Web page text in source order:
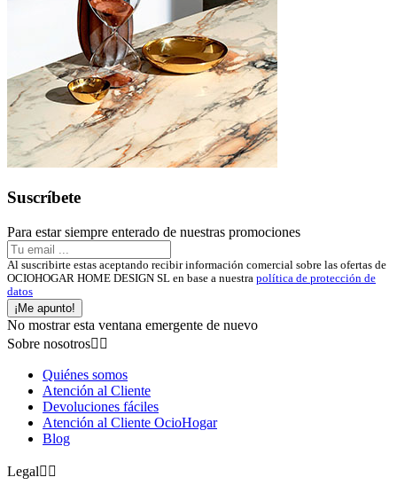
Suscríbete
Para estar siempre enterado de nuestras promociones
Al suscribirte estas aceptando recibir información comercial sobre las ofertas de
OCIOHOGAR HOME DESIGN SL en base a nuestra política de protección de
datos
¡Me apunto!
No mostrar esta ventana emergente de nuevo
Sobre nosotros 
Quiénes somos
Atención al Cliente
Devoluciones fáciles
Atención al Cliente OcioHogar
Blog
Legal 